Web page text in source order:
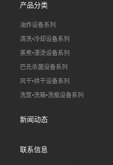
产品分类
油炸设备系列
清洗•冷却设备系列
蒸煮•漂烫设备系列
巴氏杀菌设备系列
风干•烘干设备系列
洗筐•洗箱•洗瓶设备系列
新闻动态
联系信息